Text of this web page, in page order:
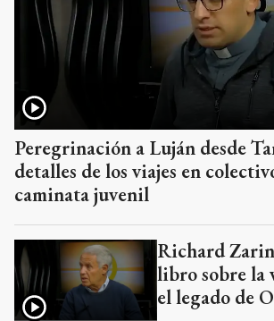
Peregrinación a Luján desde
detalles de los viajes en
caminata juvenil
Richard
libro sobre la
el legado de